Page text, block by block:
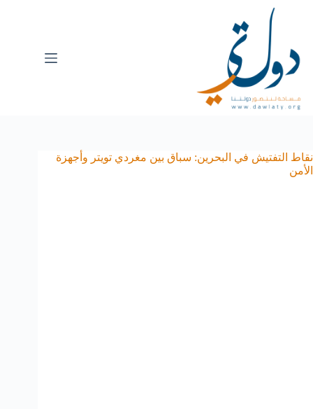
نقاط التفتيش في البحرين: سباق بين مغردي تويتر وأجهزة
الأمن